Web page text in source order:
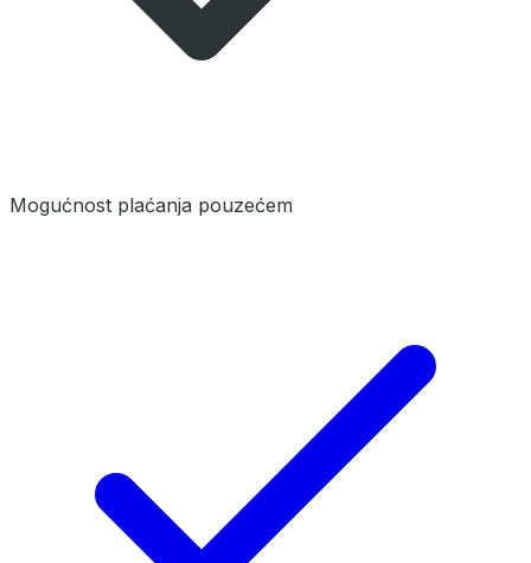
Mogućnost plaćanja pouzećem